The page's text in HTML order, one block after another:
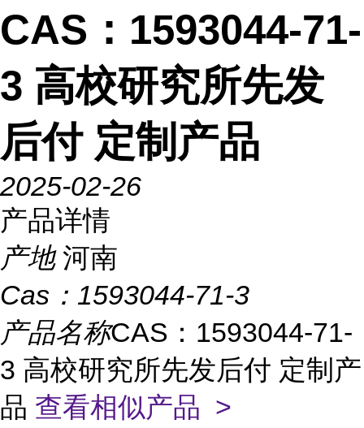
CAS：1593044-71-
3 高校研究所先发
后付 定制产品
2025-02-26
产品详情
产地 河南
Cas： 1593044-71-3
产品名称CAS：1593044-71-
3 高校研究所先发后付 定制产
品 查看相似产品 >